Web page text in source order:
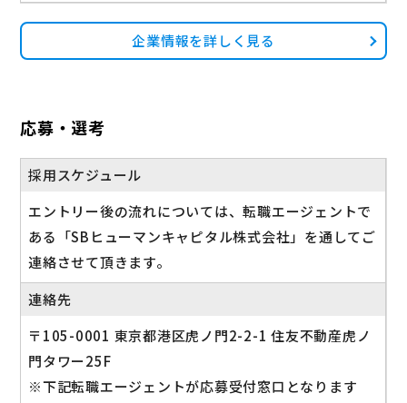
企業情報を詳しく見る
応募・選考
採用スケジュール
エントリー後の流れについては、転職エージェントで
ある「SBヒューマンキャピタル株式会社」を通してご
連絡させて頂きます。
連絡先
〒105-0001 東京都港区虎ノ門2-2-1 住友不動産虎ノ
門タワー25F
※下記転職エージェントが応募受付窓口となります